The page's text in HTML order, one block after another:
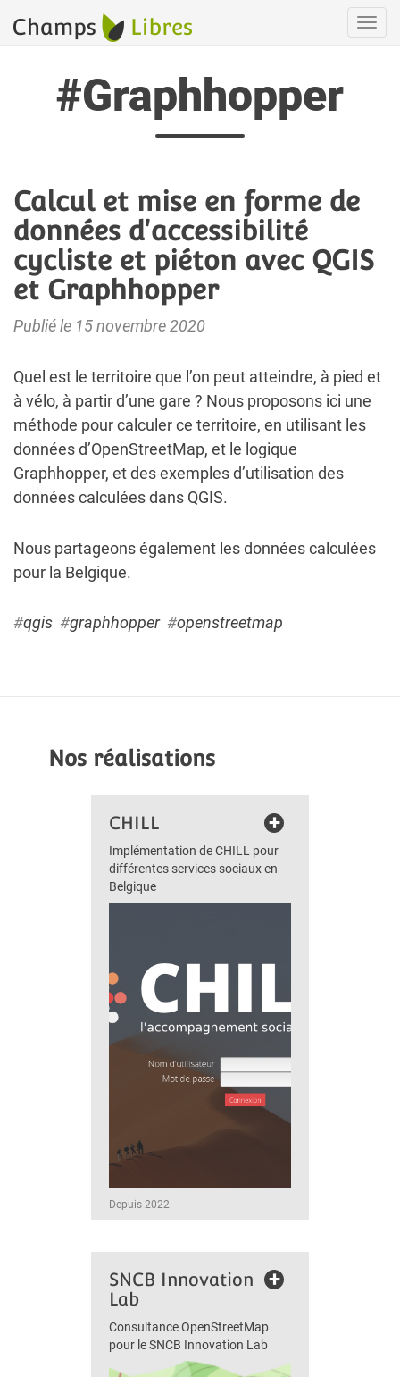
#Graphhopper
Calcul et mise en forme de
données d'accessibilité
cycliste et piéton avec QGIS
et Graphhopper
Publié le 15 novembre 2020
Quel est le territoire que l’on peut atteindre, à pied et
à vélo, à partir d’une gare ? Nous proposons ici une
méthode pour calculer ce territoire, en utilisant les
données d’OpenStreetMap, et le logique
Graphhopper, et des exemples d’utilisation des
données calculées dans QGIS.
Nous partageons également les données calculées
pour la Belgique.
#qgis #graphhopper#openstreetmap
Nos réalisations
CHILL +
Implémentation de CHILL pour
différentes services sociaux en
Belgique
Depuis 2022
SNCB Innovation
Lab
+
Consultance OpenStreetMap
pour le SNCB Innovation Lab